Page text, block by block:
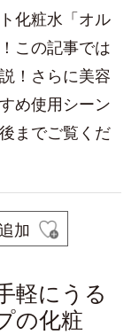
化粧水「オル
この記事では
！さらに美容
め使用シーン
までご覧くだ
加
軽にうる
の化粧